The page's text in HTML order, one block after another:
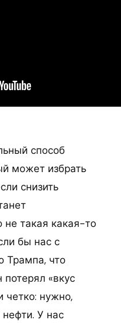
способ
может избрать
снизить
такая какая-то
бы нас с
Трампа, что
«вкус
четко: нужно,
У нас